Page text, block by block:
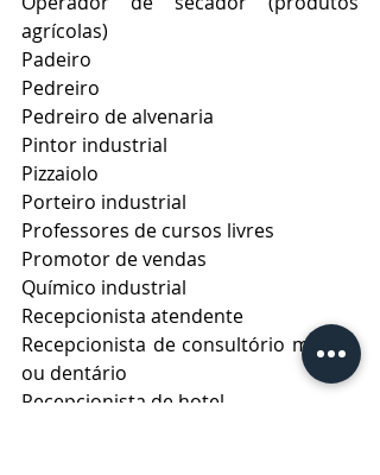
agrícolas)
Padeiro
Pedreiro
Pedreiro de alvenaria
Pintor industrial
Pizzaiolo
Porteiro industrial
Professores de cursos livres
Promotor de vendas
Químico industrial
Recepcionista atendente
Recepcionista de consultório médico
ou dentário
Recepcionista de hotel